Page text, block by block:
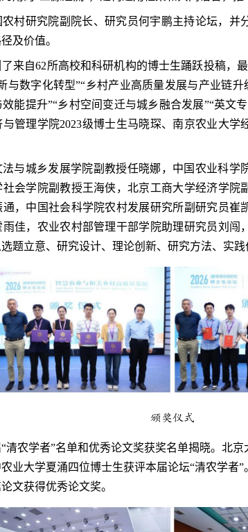
村研究院副院长、研究员何宇鹏主持论坛， 并
及价值。
来自62所高校和科研机构的博士生踊跃投稿，
与数字化转型”“乡村产业高质量发展与产业链升
能提升”“乡村空间变迁与城乡融合发展”“英文
管理学院2023级博士生马晓琛、南京农业大学
与城乡发展学院副教授任晓娜，中国农业科学
会学院副教授王海侠，北京工商大学经济学院
，中国社会科学院农村发展研究所副研究员崔
佳，农业农村部管理干部学院助理研究员刘闯
题立意、研究设计、理论创新、研究方法、实践
颁奖仪式
清农学者”名单和优秀论文奖获奖名单揭晓。北京
业大学夏涌四位博士生获评本届论坛“清农学者
文获得优秀论文奖。